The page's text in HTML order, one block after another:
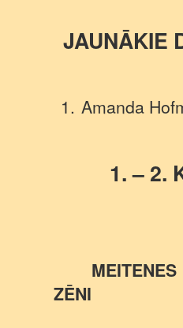
JAUNĀKIE
1. Amanda
1. – 2.
MEITENES
ZĒNI